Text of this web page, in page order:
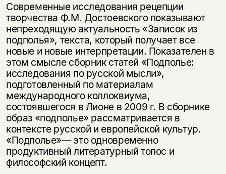
Современные исследования рецепции
творчества Ф.М. Достоевского показывают
непреходящую актуальность «Записок из
подполья», текста, который получает все
новые и новые интерпретации. Показателен в
этом смысле сборник статей «Подполье:
исследования по русской мысли»,
подготовленный по материалам
международного коллоквиума,
состоявшегося в Лионе в 2009 г. В сборнике
образ «подполье» рассматривается в
контексте русской и европейской культур.
«Подполье»— это одновременно
продуктивный литературный топос и
философский концепт.